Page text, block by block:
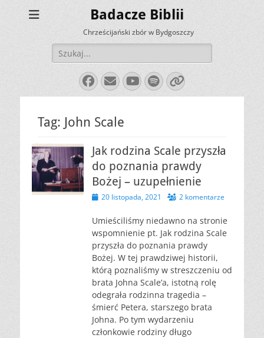
Badacze Biblii
Chrześcijański zbór w Bydgoszczy
Szukaj:
Facebook
E-
mail
YouTube
Spotify
Link
Tag: John Scale
Jak rodzina Scale przyszła
do poznania prawdy
Bożej – uzupełnienie
Opublikowano
20 listopada, 2021 2 komentarze
Umieściliśmy niedawno na stronie
wspomnienie pt. Jak rodzina Scale
przyszła do poznania prawdy
Bożej. W tej prawdziwej historii,
którą poznaliśmy w streszczeniu od
brata Johna Scale’a, istotną rolę
odegrała rodzinna tragedia –
śmierć Petera, starszego brata
Johna. Po tym wydarzeniu
członkowie rodziny długo